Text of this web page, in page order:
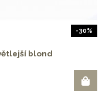
-30%
blond